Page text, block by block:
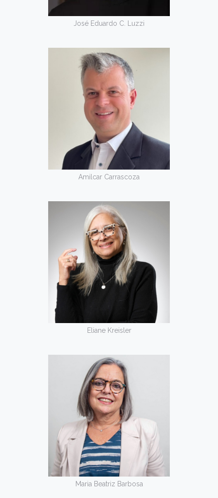
José Eduardo C. Luzzi
Amilcar Carrascoza
Eliane Kreisler
Maria Beatriz Barbosa